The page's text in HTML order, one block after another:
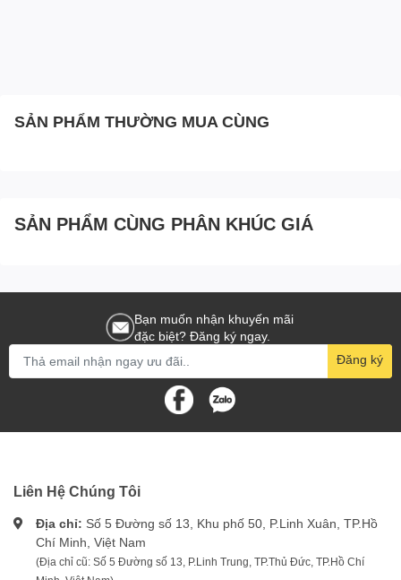
SẢN PHẨM THƯỜNG MUA CÙNG
SẢN PHẨM CÙNG PHÂN KHÚC GIÁ
Bạn muốn nhận khuyến mãi
đặc biệt? Đăng ký ngay.
Đăng ký
Liên Hệ Chúng Tôi
Địa chỉ: Số 5 Đường số 13, Khu phố 50, P.Linh Xuân, TP.Hồ
Chí Minh, Việt Nam
(Địa chỉ cũ: Số 5 Đường số 13, P.Linh Trung, TP.Thủ Đức, TP.Hồ Chí